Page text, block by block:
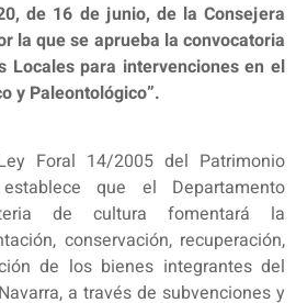
de 16 de junio, de la Consejera
la que se aprueba la convocatoria
Locales para intervenciones en el
y Paleontológico”.
Foral 14/2005 del Patrimonio
que el Departamento
de cultura fomentará la
conservación, recuperación,
de los bienes integrantes del
a través de subvenciones y